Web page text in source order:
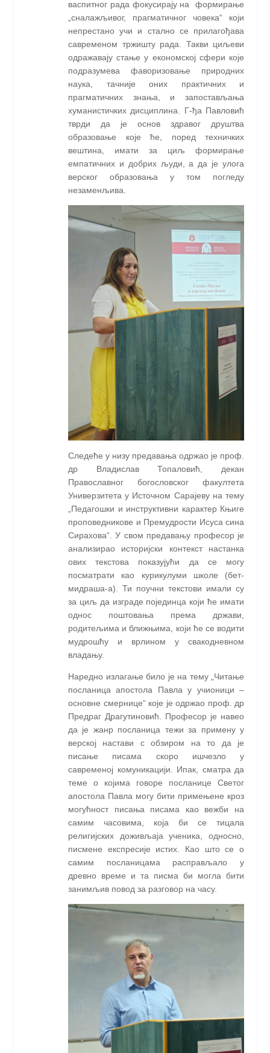
васпитног рада фокусирају на формирање
„сналажљивог, прагматичног човека“ који
непрестано учи и стално се прилагођава
савременом тржишту рада. Такви циљеви
одражавају стање у економској сфери које
подразумева фаворизовање природних
наука, тачније оних практичних и
прагматичних знања, и запостављања
хуманистичких дисциплина. Г-ђа Павловић
тврди да је основ здравог друштва
образовање које ће, поред техничких
вештина, имати за циљ формирање
емпатичних и добрих људи, а да је улога
верског образовања у том погледу
незаменљива.
Следеће у низу предавања одржао је проф.
др Владислав Топаловић, декан
Православног богословског факултета
Универзитета у Источном Сарајеву на тему
„Педагошки и инструктивни карактер Књиге
проповедникове и Премудрости Исуса сина
Сирахова“. У свом предавању професор је
анализирао историјски контекст настанка
ових текстова показујући да се могу
посматрати као курикулуми школе (бет-
мидраша-а). Ти поучни текстови имали су
за циљ да изграде појединца који ће имати
однос поштовања према држави,
родитељима и ближњима, који ће се водити
мудрошћу и врлином у свакодневном
владању.
Наредно излагање било је на тему „Читање
посланица апостола Павла у учионици –
основне смернице“ које је одржао проф. др
Предраг Драгутиновић. Професор је навео
да је жанр посланица тежи за примену у
верској настави с обзиром на то да је
писање писама скоро ишчезло у
савременој комуникацији. Ипак, сматра да
теме о којима говоре посланице Светог
апостола Павла могу бити примењене кроз
могућност писања писама као вежби на
самим часовима, која би се тицала
религијских доживљаја ученика, односно,
писмене експресије истих. Као што се о
самим посланицама расправљало у
древно време и та писма би могла бити
занимљив повод за разговор на часу.